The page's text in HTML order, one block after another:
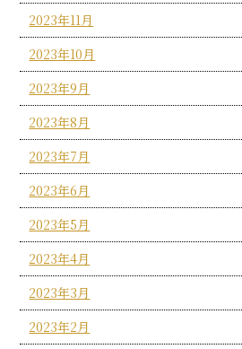
2023年11月
2023年10月
2023年9月
2023年8月
2023年7月
2023年6月
2023年5月
2023年4月
2023年3月
2023年2月